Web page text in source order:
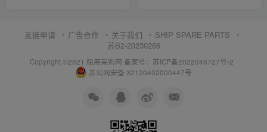
友链申请 广告合作 关于我们
SHIP SPARE PARTS
苏B2-20230266
Copyright ©2021 船用采购网 备案号：苏ICP备2022046727号-2
苏公网安备 32120402000447号